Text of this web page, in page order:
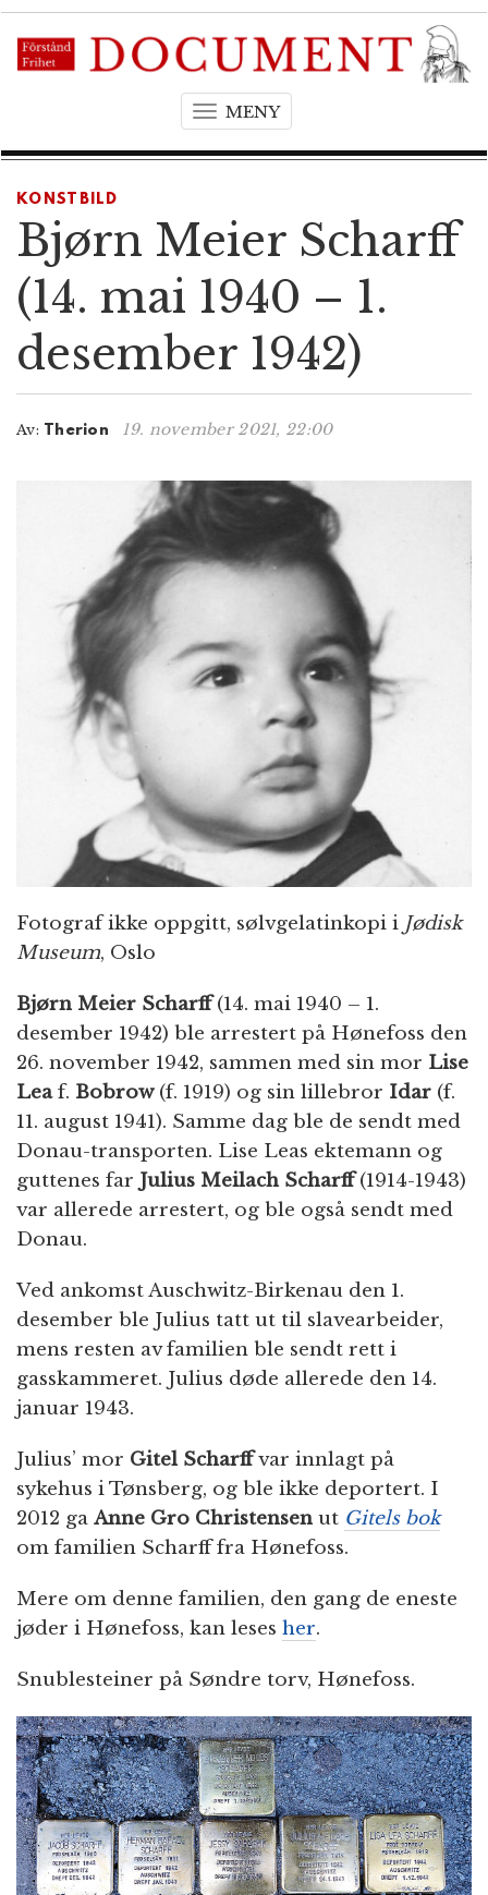
MENYT
g
e
a
i
g
t
o
n
KONSTBILD
Bjørn Meier Scharff
(14. mai 1940 – 1.
desember 1942)
Av: Therion 19. november 2021, 22:00
Fotograf ikke oppgitt, sølvgelatinkopi i Jødisk
Museum, Oslo
Bjørn Meier Scharff(14. mai 1940 – 1.
desember 1942) ble arrestert på Hønefoss den
26. november 1942, sammen med sin mor Lise
Leaf. Bobrow(f. 1919) og sin lillebror Idar (f.
11. august 1941). Samme dag ble de sendt med
Donau-transporten. Lise Leas ektemann og
guttenes far Julius Meilach Scharff(1914-1943)
var allerede arrestert, og ble også sendt med
Donau.
Ved ankomst Auschwitz-Birkenau den 1.
desember ble Julius tatt ut til slavearbeider,
mens resten av familien ble sendt rett i
gasskammeret. Julius døde allerede den 14.
januar 1943.
Julius’ mor Gitel Scharffvar innlagt på
sykehus i Tønsberg, og ble ikke deportert. I
2012 ga Anne Gro Christensen ut Gitels bok
om familien Scharff fra Hønefoss.
Mere om denne familien, den gang de eneste
jøder i Hønefoss, kan leses her.
Snublesteiner på Søndre torv, Hønefoss.